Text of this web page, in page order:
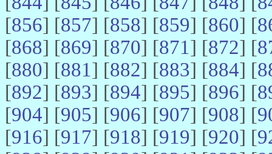
[856] [857] [858] [859] [860] [
[868] [869] [870] [871] [872] [
[880] [881] [882] [883] [884] [
[892] [893] [894] [895] [896] [
[904] [905] [906] [907] [908] [
[916] [917] [918] [919] [920] [